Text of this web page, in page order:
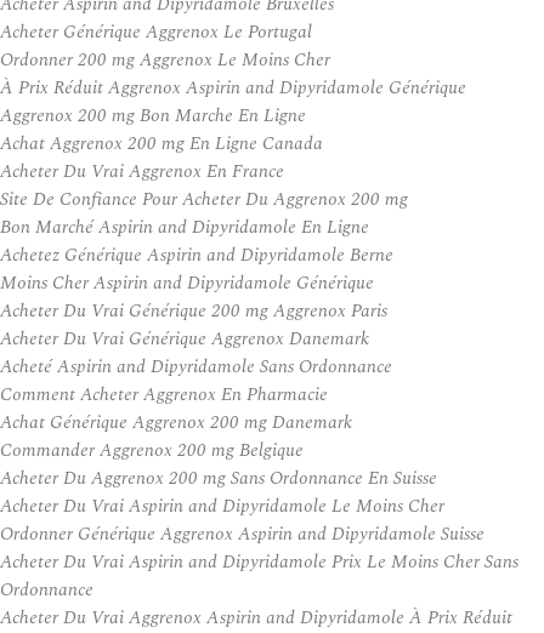
Acheter Générique Aggrenox Le Portugal
Ordonner 200 mg Aggrenox Le Moins Cher
À Prix Réduit Aggrenox Aspirin and Dipyridamole Générique
Aggrenox 200 mg Bon Marche En Ligne
Achat Aggrenox 200 mg En Ligne Canada
Acheter Du Vrai Aggrenox En France
Site De Confiance Pour Acheter Du Aggrenox 200 mg
Bon Marché Aspirin and Dipyridamole En Ligne
Achetez Générique Aspirin and Dipyridamole Berne
Moins Cher Aspirin and Dipyridamole Générique
Acheter Du Vrai Générique 200 mg Aggrenox Paris
Acheter Du Vrai Générique Aggrenox Danemark
Acheté Aspirin and Dipyridamole Sans Ordonnance
Comment Acheter Aggrenox En Pharmacie
Achat Générique Aggrenox 200 mg Danemark
Commander Aggrenox 200 mg Belgique
Acheter Du Aggrenox 200 mg Sans Ordonnance En Suisse
Acheter Du Vrai Aspirin and Dipyridamole Le Moins Cher
Ordonner Générique Aggrenox Aspirin and Dipyridamole Suisse
Acheter Du Vrai Aspirin and Dipyridamole Prix Le Moins Cher Sans
Ordonnance
Acheter Du Vrai Aggrenox Aspirin and Dipyridamole À Prix Réduit